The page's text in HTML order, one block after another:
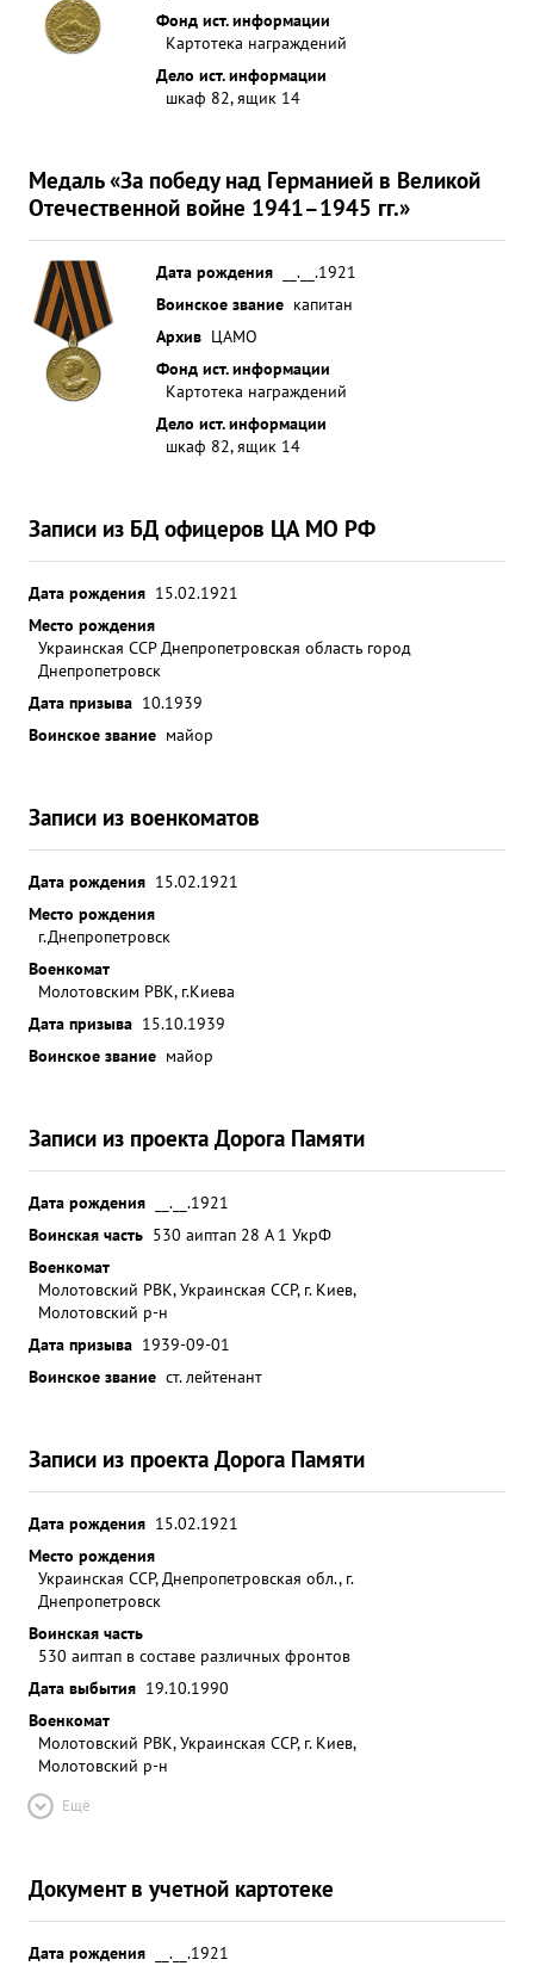
Фонд ист. информации
Картотека награждений
Дело ист. информации
шкаф 82, ящик 14
Медаль «За победу над Германией в Великой
Отечественной войне 1941–1945 гг.»
Дата рождения
__.__.1921
Воинское звание капитан
Архив ЦАМО
Фонд ист. информации
Картотека награждений
Дело ист. информации
шкаф 82, ящик 14
Записи из БД офицеров ЦА МО РФ
Дата рождения 15.02.1921
Место рождения
Украинская ССР Днепропетровская область город
Днепропетровск
Дата призыва 10.1939
Воинское звание майор
Записи из военкоматов
Дата рождения 15.02.1921
Место рождения
г.Днепропетровск
Военкомат
Молотовским РВК, г.Киева
Дата призыва 15.10.1939
Воинское звание майор
Записи из проекта Дорога Памяти
Дата рождения
__.__.1921
Воинская часть 530 аиптап 28 А 1 УкрФ
Военкомат
Молотовский РВК, Украинская ССР, г. Киев,
Молотовский р-н
Дата призыва 1939-09-01
Воинское звание ст. лейтенант
Записи из проекта Дорога Памяти
Дата рождения 15.02.1921
Место рождения
Украинская ССР, Днепропетровская обл., г.
Днепропетровск
Воинская часть
530 аиптап в составе различных фронтов
Дата выбытия 19.10.1990
Военкомат
Молотовский РВК, Украинская ССР, г. Киев,
Молотовский р-н
Ещё
Документ в учетной картотеке
Дата рождения __.__.1921